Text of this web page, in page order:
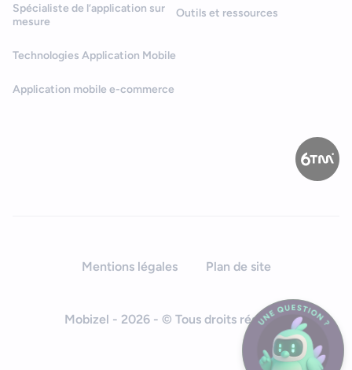
Spécialiste de l’application sur
mesure
Technologies Application Mobile
Application mobile e-commerce
Outils et ressources
Mentions légales Plan de site
Mobizel - 2026 - © Tous droits réservés